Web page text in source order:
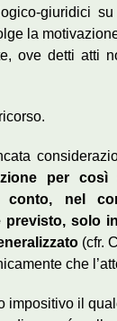
giuridici
la
ove detti atti
per così
conto, nel
solo
(cfr.
che
impositivo il